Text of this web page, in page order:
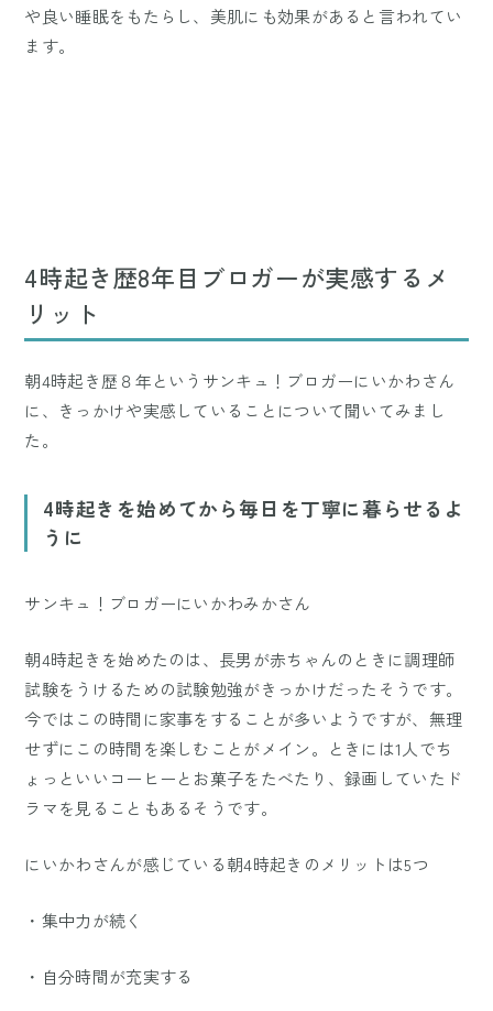
や良い睡眠をもたらし、美肌にも効果があると言われてい
ます。
4時起き歴8年目ブロガーが実感するメ
リット
朝4時起き歴８年というサンキュ！ブロガーにいかわさん
に、きっかけや実感していることについて聞いてみまし
た。
4時起きを始めてから毎日を丁寧に暮らせるよ
うに
サンキュ！ブロガーにいかわみかさん
朝4時起きを始めたのは、長男が赤ちゃんのときに調理師
試験をうけるための試験勉強がきっかけだったそうです。
今ではこの時間に家事をすることが多いようですが、無理
せずにこの時間を楽しむことがメイン。ときには1人でち
ょっといいコーヒーとお菓子をたべたり、録画していたド
ラマを見ることもあるそうです。
にいかわさんが感じている朝4時起きのメリットは5つ
・集中力が続く
・自分時間が充実する